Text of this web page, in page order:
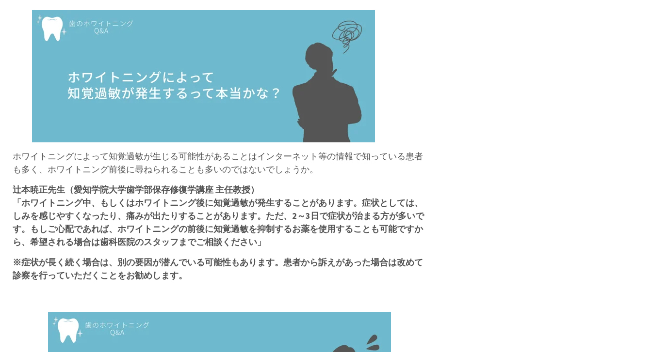
ホワイトニングによって知覚過敏が生じる可能性があることはインターネット等の情報で知っている患者
も多く、ホワイトニング前後に尋ねられることも多いのではないでしょうか。
辻本暁正先生（愛知学院大学歯学部保存修復学講座 主任教授）
「ホワイトニング中、もしくはホワイトニング後に知覚過敏が発生することがあります。症状としては、
しみを感じやすくなったり、痛みが出たりすることがあります。ただ、 2～3 日で症状が治まる方が多いで
す。もしご心配であれば、ホワイトニングの前後に知覚過敏を抑制するお薬を使用することも可能ですか
ら、希望される場合は歯科医院のスタッフまでご相談ください」
※症状が長く続く場合は、別の要因が潜んでいる可能性もあります。患者から訴えがあった場合は改めて
診察を行っていただくことをお勧めします。